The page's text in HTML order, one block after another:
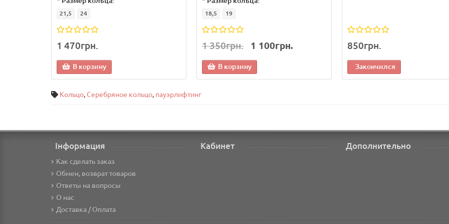
21,5 24
1 470грн.
В корзину
18,5 19
1 350грн. 1 100грн.
В корзину
850грн.
Закончился
Кольцо, Серебряное кольцо, пауэрлифтинг
Інформация
Как сделать заказ
Обмен, возврат товаров
Ответы на вопросы
О нас
Доставка / Оплата
Кабинет Дополнительно